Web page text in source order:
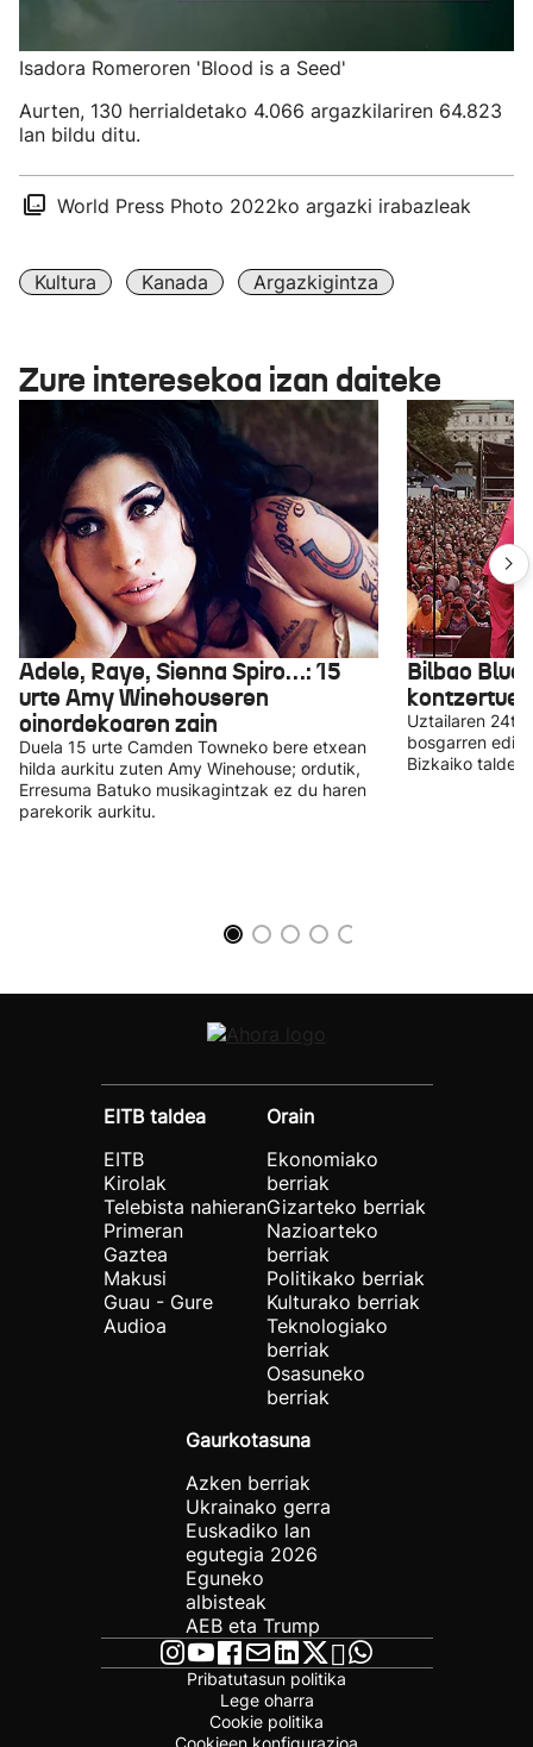
Isadora Romeroren 'Blood is a Seed'
Aurten, 130 herrialdetako 4.066 argazkilariren 64.823
lan bildu ditu.
World Press Photo 2022ko argazki irabazleak
Kultura Kanada Argazkigintza
Zure interesekoa izan daiteke
Adele, Raye, Sienna Spiro…: 15
urte Amy Winehouseren
oinordekoaren zain
Duela 15 urte Camden Towneko bere etxean
hilda aurkitu zuten Amy Winehouse; ordutik,
Erresuma Batuko musikagintzak ez du haren
parekorik aurkitu.
Bilbao
Uztailaren
bosgarren
Bizkaiko
EITB taldea
EITB
Kirolak
Telebista nahieran
Primeran
Gaztea
Makusi
Guau - Gure
Audioa
Orain
Ekonomiako
berriak
Gizarteko berriak
Nazioarteko
berriak
Politikako berriak
Kulturako berriak
Teknologiako
berriak
Osasuneko
berriak
Gaurkotasuna
Azken berriak
Ukrainako gerra
Euskadiko lan
egutegia 2026
Eguneko
albisteak
AEB eta Trump
Pribatutasun politika
Lege oharra
Cookie politika
Cookieen konfigurazioa